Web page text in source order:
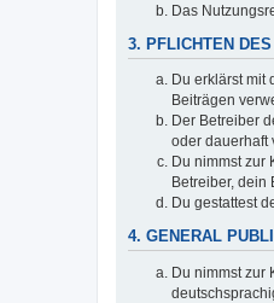
Das
3. PFLICHTEN
Du erklärst mit
Beiträgen
Der Betreiber
oder dauerhaft
Du nimmst zur
Betreiber, dein
Du gestattest
4. GENERAL
Du nimmst zur